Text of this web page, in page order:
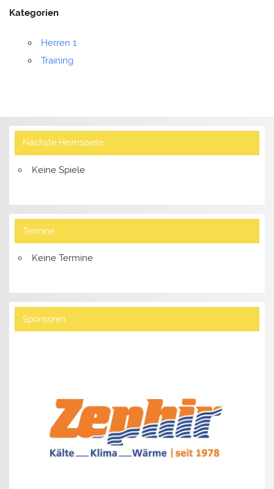
Kategorien
Herren 1
Training
Nächste Heimspiele
Keine Spiele
Termine
Keine Termine
Sponsoren